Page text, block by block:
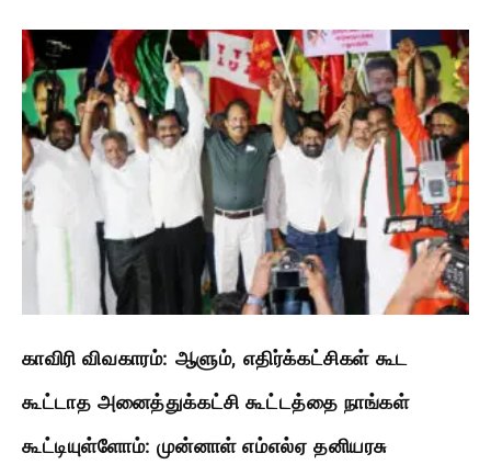
காவிரி விவகாரம்: ஆளும், எதிர்க்கட்சிகள் கூட
கூட்டாத அனைத்துக்கட்சி கூட்டத்தை நாங்கள்
கூட்டியுள்ளோம்: முன்னாள் எம்எல்ஏ தனியரசு